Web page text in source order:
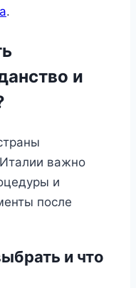
.
и
важно
и
после
и что